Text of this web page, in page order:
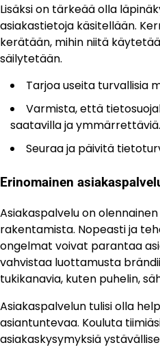
Lisäksi on tärkeää olla
asiakastietoja käsitellään.
kerätään, mihin niitä
säilytetään.
Tarjoa useita turvallisia
Varmista, että
saatavilla ja ymmärrettäviä.
Seuraa ja päivitä
Erinomainen
Asiakaspalvelu on
rakentamista. Nopeasti ja
ongelmat voivat parantaa
vahvistaa luottamusta
tukikanavia, kuten puhelin,
Asiakaspalvelun tulisi olla
asiantuntevaa. Kouluta
asiakaskysymyksiä